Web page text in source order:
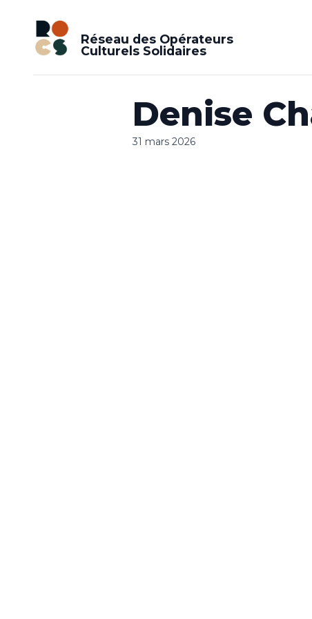
Réseau des Opérateurs
Culturels Solidaires
Denise
31 mars 2026